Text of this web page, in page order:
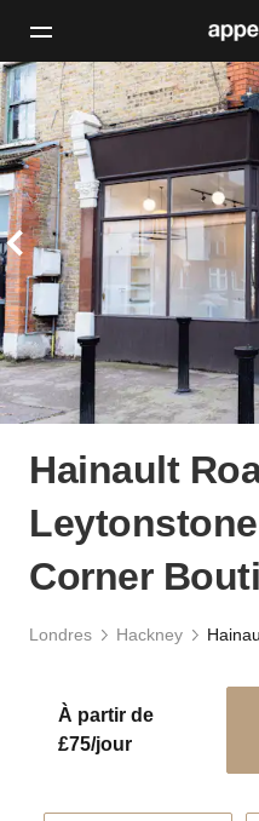
Hainault
Corner
Londres Hackney
À partir de
£75/jour